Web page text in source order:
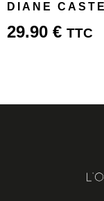
DIANE
29.90 € TTC